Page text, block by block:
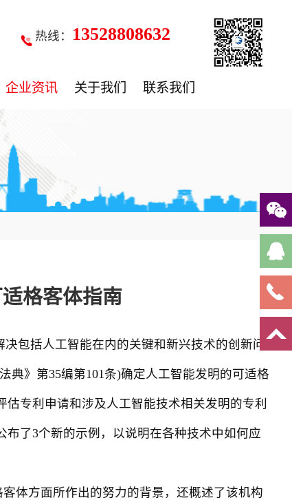
热线： 13528808632
企业资讯 关于我们 联系我们
格客体指南
包括人工智能在内的关键和新兴技术的创新问
典》第35编第101条)确定人工智能发明的可适格
专利申请和涉及人工智能技术相关发明的专利
了3个新的示例，以说明在各种技术中如何应
体方面所作出的努力的背景，还概述了该机构